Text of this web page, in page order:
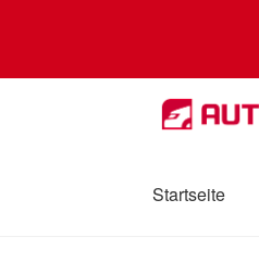
Ga
door
navigatie
Ga
naar
inhoud
Startseite